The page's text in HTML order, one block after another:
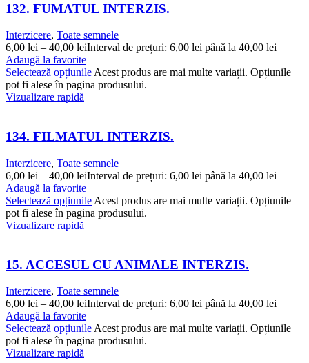
132. FUMATUL INTERZIS.
Interzicere, Toate semnele
6,00 lei – 40,00 leiInterval de prețuri: 6,00 lei până la 40,00 lei
Adaugă la favorite
Selectează opțiunileAcest produs are mai multe variații. Opțiunile
pot fi alese în pagina produsului.
Vizualizare rapidă
134. FILMATUL INTERZIS.
Interzicere, Toate semnele
6,00 lei – 40,00 leiInterval de prețuri: 6,00 lei până la 40,00 lei
Adaugă la favorite
Selectează opțiunile Acest produs are mai multe variații. Opțiunile
pot fi alese în pagina produsului.
Vizualizare rapidă
15. ACCESUL CU ANIMALE INTERZIS.
Interzicere, Toate semnele
6,00 lei – 40,00 leiInterval de prețuri: 6,00 lei până la 40,00 lei
Adaugă la favorite
Selectează opțiunile Acest produs are mai multe variații. Opțiunile
pot fi alese în pagina produsului.
Vizualizare rapidă